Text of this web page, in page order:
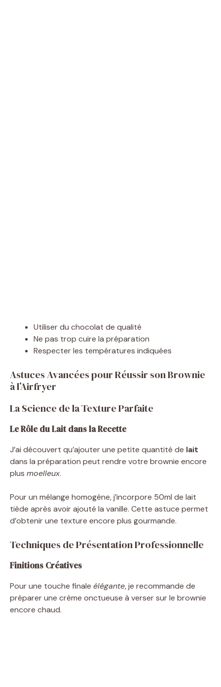
Utiliser du chocolat de qualité
Ne pas trop cuire la préparation
Respecter les températures indiquées
Astuces Avancées pour Réussir son Brownie
à l’Airfryer
La Science de la Texture Parfaite
Le Rôle du Lait dans la Recette
J’ai découvert qu’ajouter une petite quantité de lait
dans la préparation peut rendre votre brownie encore
plus moelleux.
Pour un mélange homogène, j’incorpore 50ml de lait
tiède après avoir ajouté la vanille. Cette astuce permet
d’obtenir une texture encore plus gourmande.
Techniques de Présentation Professionnelle
Finitions Créatives
Pour une touche finale élégante, je recommande de
préparer une crème onctueuse à verser sur le brownie
encore chaud.